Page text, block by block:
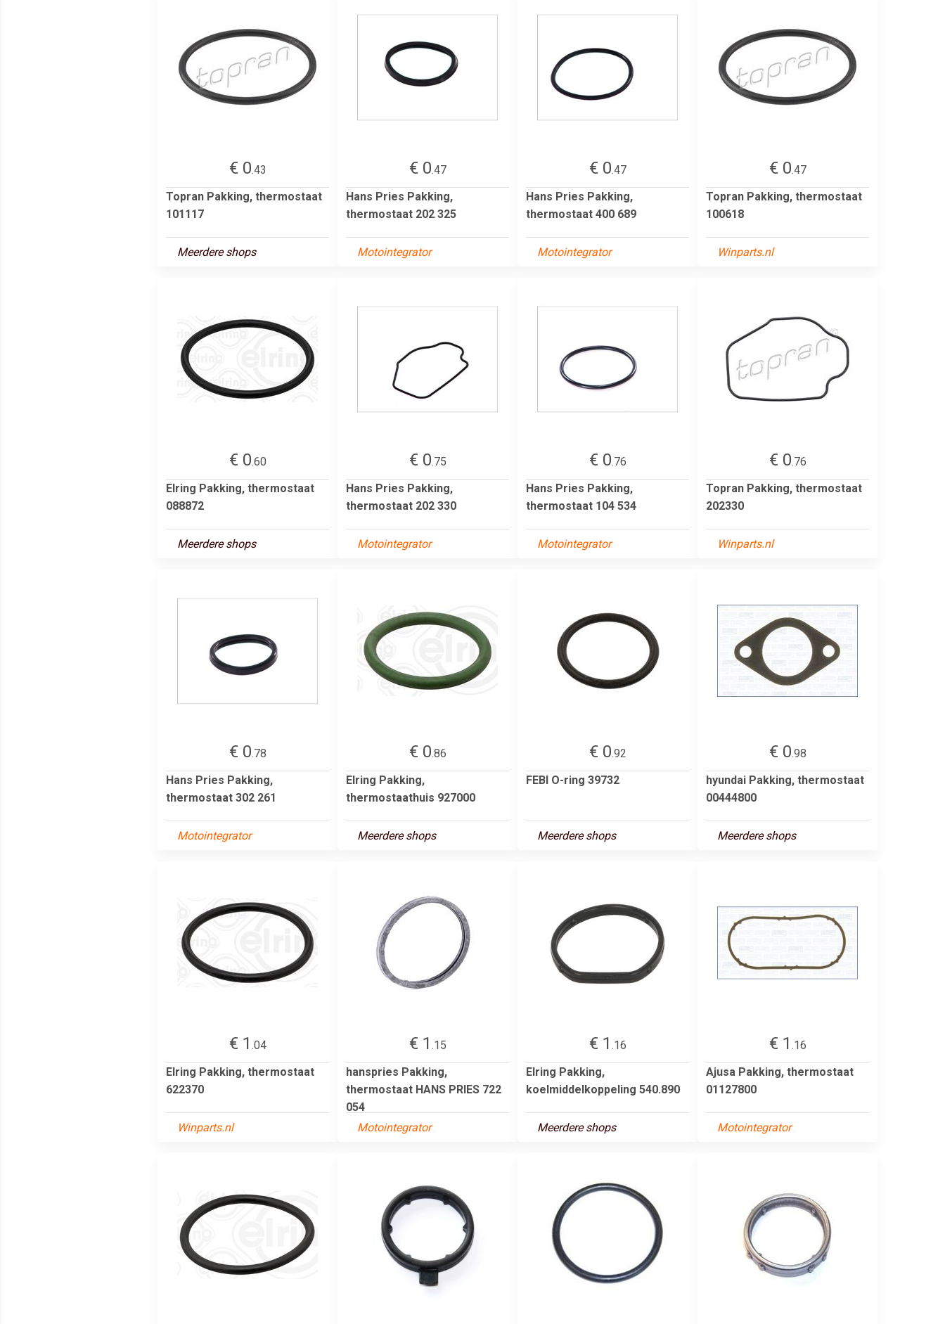
€ 0.43
Topran Pakking, thermostaat
101117
Meerdere shops
€ 0.47
Hans Pries Pakking,
thermostaat 202 325
Motointegrator
€ 0.47
Hans Pries Pakking,
thermostaat 400 689
Motointegrator
€ 0.47
Topran Pakking, thermostaat
100618
Winparts.nl
€ 0.60
Elring Pakking, thermostaat
088872
Meerdere shops
€ 0.75
Hans Pries Pakking,
thermostaat 202 330
Motointegrator
€ 0.76
Hans Pries Pakking,
thermostaat 104 534
Motointegrator
€ 0.76
Topran Pakking, thermostaat
202330
Winparts.nl
€ 0.78
Hans Pries Pakking,
thermostaat 302 261
Motointegrator
€ 0.86
Elring Pakking,
thermostaathuis 927000
Meerdere shops
€ 0.92
FEBI O-ring 39732
Meerdere shops
€ 0.98
hyundai Pakking, thermostaat
00444800
Meerdere shops
€ 1 .04
Elring Pakking, thermostaat
622370
Winparts.nl
€ 1 .15
hanspries Pakking,
thermostaat HANS PRIES 722
054
Motointegrator
€ 1 .16
Elring Pakking,
koelmiddelkoppeling 540.890
Meerdere shops
€ 1 .16
Ajusa Pakking, thermostaat
01127800
Motointegrator